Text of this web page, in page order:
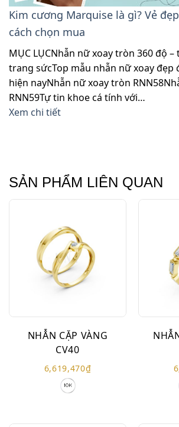
Kim cương Marquise là gì? Vẻ
cách chọn mua
MỤC LỤCNhẫn nữ xoay tròn 360 độ
trang sứcTop mẫu nhẫn nữ xoay đẹp
hiện nayNhẫn nữ xoay tròn
RNN59Tự tin khoe cá tính với…
Xem chi tiết
SẢN PHẨM LIÊN QUAN
NHẪN CẶP VÀNG
CV40
6,619,470₫